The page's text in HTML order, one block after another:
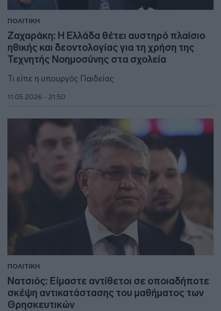
ΠΟΛΙΤΙΚΗ
Ζαχαράκη: Η Ελλάδα θέτει αυστηρό πλαίσιο
ηθικής και δεοντολογίας για τη χρήση της
Τεχνητής Νοημοσύνης στα σχολεία
Τι είπε η υπουργός Παιδείας
11.05.2026 - 21:50
ΠΟΛΙΤΙΚΗ
Νατσιός: Είμαστε αντίθετοι σε οποιαδήποτε
σκέψη αντικατάστασης του μαθήματος των
Θρησκευτικών